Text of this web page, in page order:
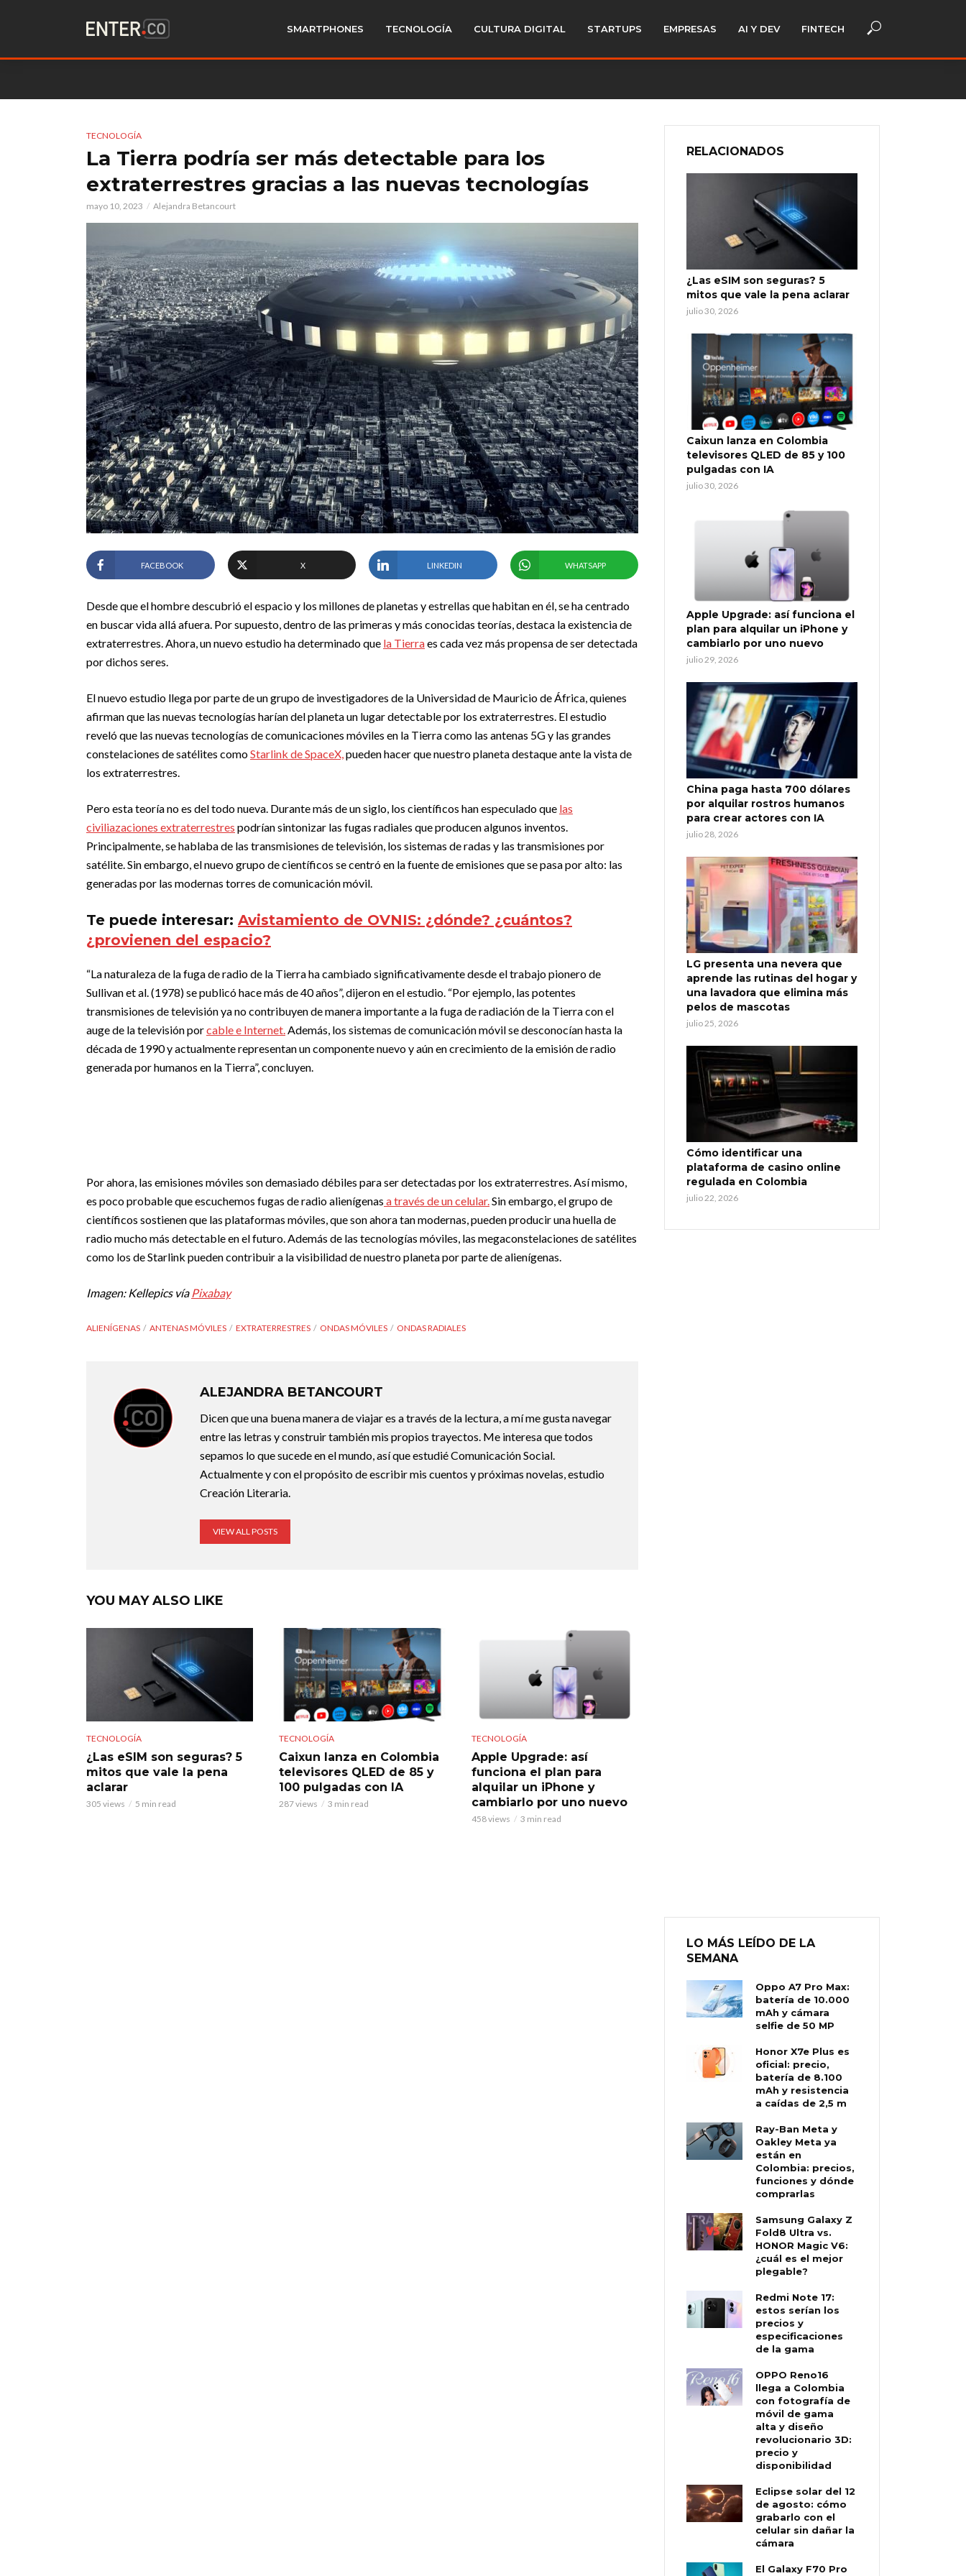
SMARTPHONES TECNOLOGÍA CULTURA DIGITAL STARTUPS EMPRESAS AI Y DEV FINTECH
TECNOLOGÍA
La Tierra podría ser más detectable para los
extraterrestres gracias a las nuevas tecnologías
mayo 10, 2023 Alejandra Betancourt
FACEBOOK X LINKEDIN WHATSAPP
Desde que el hombre descubrió el espacio y los millones de planetas y estrellas que habitan en él, se ha centrado
en buscar vida allá afuera. Por supuesto, dentro de las primeras y más conocidas teorías, destaca la existencia de
extraterrestres. Ahora, un nuevo estudio ha determinado que la Tierraes cada vez más propensa de ser detectada
por dichos seres.
El nuevo estudio llega por parte de un grupo de investigadores de la Universidad de Mauricio de África, quienes
afirman que las nuevas tecnologías harían del planeta un lugar detectable por los extraterrestres. El estudio
reveló que las nuevas tecnologías de comunicaciones móviles en la Tierra como las antenas 5G y las grandes
constelaciones de satélites comoStarlink de SpaceX,pueden hacer que nuestro planeta destaque ante la vista de
los extraterrestres.
Pero esta teoría no es del todo nueva. Durante más de un siglo, los científicos han especulado que las
civiliazaciones extraterrestres podrían sintonizar las fugas radiales que producen algunos inventos.
Principalmente, se hablaba de las transmisiones de televisión, los sistemas de radas y las transmisiones por
satélite. Sin embargo, el nuevo grupo de científicos se centró en la fuente de emisiones que se pasa por alto: las
generadas por las modernas torres de comunicación móvil.
Te puede interesar: Avistamiento de OVNIS: ¿dónde? ¿cuántos?
¿provienen del espacio?
“La naturaleza de la fuga de radio de la Tierra ha cambiado significativamente desde el trabajo pionero de
Sullivan et al. (1978) se publicó hace más de 40 años”, dijeron en el estudio. “Por ejemplo, las potentes
transmisiones de televisión ya no contribuyen de manera importante a la fuga de radiación de la Tierra con el
auge de la televisión porcable e Internet.Además, los sistemas de comunicación móvil se desconocían hasta la
década de 1990 y actualmente representan un componente nuevo y aún en crecimiento de la emisión de radio
generada por humanos en la Tierra”, concluyen.
Por ahora, las emisiones móviles son demasiado débiles para ser detectadas por los extraterrestres. Así mismo,
es poco probable que escuchemos fugas de radio alienígenas a través de un celular.Sin embargo, el grupo de
científicos sostienen que las plataformas móviles, que son ahora tan modernas, pueden producir una huella de
radio mucho más detectable en el futuro. Además de las tecnologías móviles, las megaconstelaciones de satélites
como los de Starlink pueden contribuir a la visibilidad de nuestro planeta por parte de alienígenas.
Imagen: Kellepics vía Pixabay
ALIENÍGENAS ANTENAS MÓVILES EXTRATERRESTRES ONDAS MÓVILES ONDAS RADIALES
ALEJANDRA BETANCOURT
Dicen que una buena manera de viajar es a través de la lectura, a mí me gusta navegar
entre las letras y construir también mis propios trayectos. Me interesa que todos
sepamos lo que sucede en el mundo, así que estudié Comunicación Social.
Actualmente y con el propósito de escribir mis cuentos y próximas novelas, estudio
Creación Literaria.
VIEW ALL POSTS
YOU MAY ALSO LIKE
TECNOLOGÍA
¿Las eSIM son seguras? 5
mitos que vale la pena
aclarar
305 views 5 min read
TECNOLOGÍA
Caixun lanza en Colombia
televisores QLED de 85 y
100 pulgadas con IA
287 views 3 min read
TECNOLOGÍA
Apple Upgrade: así
funciona el plan para
alquilar un iPhone y
cambiarlo por uno nuevo
458 views 3 min read
RELACIONADOS
¿Las eSIM son seguras? 5
mitos que vale la pena aclarar
julio 30, 2026
Caixun lanza en Colombia
televisores QLED de 85 y 100
pulgadas con IA
julio 30, 2026
Apple Upgrade: así funciona el
plan para alquilar un iPhone y
cambiarlo por uno nuevo
julio 29, 2026
China paga hasta 700 dólares
por alquilar rostros humanos
para crear actores con IA
julio 28, 2026
LG presenta una nevera que
aprende las rutinas del hogar y
una lavadora que elimina más
pelos de mascotas
julio 25, 2026
Cómo identificar una
plataforma de casino online
regulada en Colombia
julio 22, 2026
LO MÁS LEÍDO DE LA
SEMANA
Oppo A7 Pro Max:
batería de 10.000
mAh y cámara
selfie de 50 MP
Honor X7e Plus es
oficial: precio,
batería de 8.100
mAh y resistencia
a caídas de 2,5 m
Ray-Ban Meta y
Oakley Meta ya
están en
Colombia: precios,
funciones y dónde
comprarlas
Samsung Galaxy Z
Fold8 Ultra vs.
HONOR Magic V6:
¿cuál es el mejor
plegable?
Redmi Note 17:
estos serían los
precios y
especificaciones
de la gama
OPPO Reno16
llega a Colombia
con fotografía de
móvil de gama
alta y diseño
revolucionario 3D:
precio y
disponibilidad
Eclipse solar del 12
de agosto: cómo
grabarlo con el
celular sin dañar la
cámara
El Galaxy F70 Pro